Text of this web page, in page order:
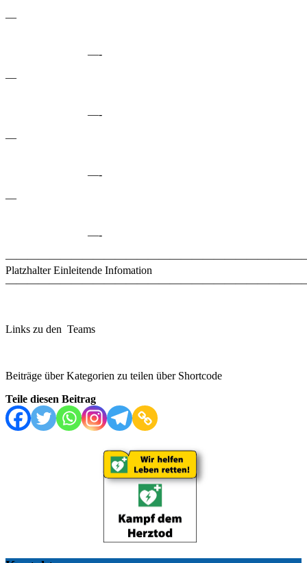
—
—-
—
—-
—
—-
—
—-
Platzhalter Einleitende Infomation
———————————————————————————–
Links zu den Teams
Beiträge über Kategorien zu teilen über Shortcode
Teile diesen Beitrag